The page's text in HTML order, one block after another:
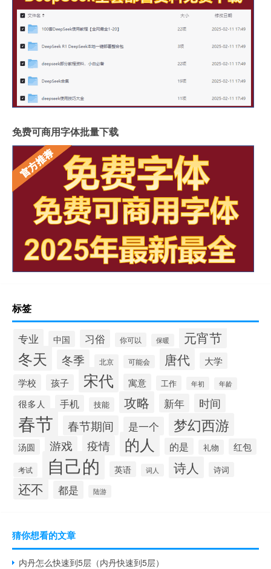
免费可商用字体批量下载
标签
专业 中国 习俗 你可以 保暖 元宵节
冬天 冬季 北京 可能会 唐代
大学
学校
孩子 宋代 寓意 工作 年初 年龄
很多人 手机 技能 攻略 新年 时间
春节 春节期间 是一个 梦幻西游
汤圆 游戏 疫情 的人 的是 礼物 红包
考试 自己的 英语 词人 诗人 诗词
还不 都是 陆游
猜你想看的文章
内丹怎么快速到5层（内丹快速到5层）